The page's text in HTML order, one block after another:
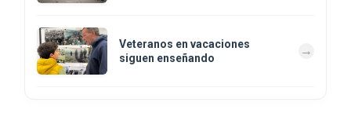
Veteranos en vacaciones
siguen enseñando